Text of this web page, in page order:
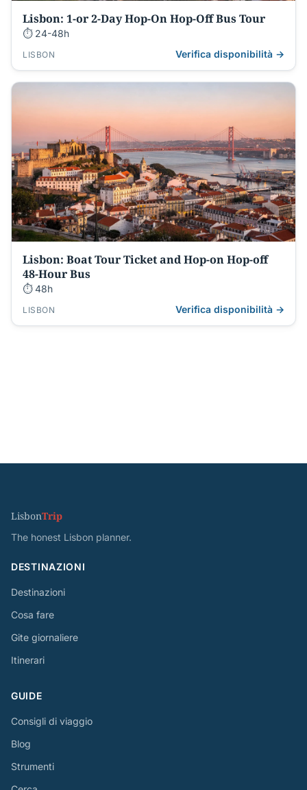
Lisbon: 1-or 2-Day Hop-On Hop-Off Bus Tour
⏱ 24-48h
LISBON Verifica disponibilità →
Lisbon: Boat Tour Ticket and Hop-on Hop-off
48-Hour Bus
⏱ 48h
LISBON Verifica disponibilità →
LisbonTrip
The honest Lisbon planner.
DESTINAZIONI
Destinazioni
Cosa fare
Gite giornaliere
Itinerari
GUIDE
Consigli di viaggio
Blog
Strumenti